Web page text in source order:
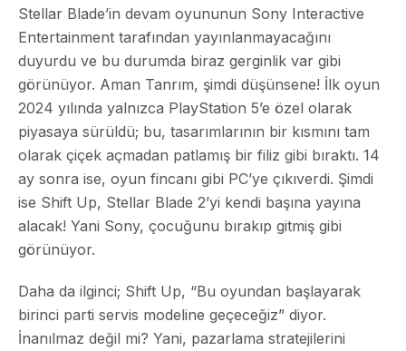
Stellar Blade’in devam oyununun Sony Interactive
Entertainment tarafından yayınlanmayacağını
duyurdu ve bu durumda biraz gerginlik var gibi
görünüyor. Aman Tanrım, şimdi düşünsene! İlk oyun
2024 yılında yalnızca PlayStation 5’e özel olarak
piyasaya sürüldü; bu, tasarımlarının bir kısmını tam
olarak çiçek açmadan patlamış bir filiz gibi bıraktı. 14
ay sonra ise, oyun fincanı gibi PC’ye çıkıverdi. Şimdi
ise Shift Up, Stellar Blade 2’yi kendi başına yayına
alacak! Yani Sony, çocuğunu bırakıp gitmiş gibi
görünüyor.
Daha da ilginci; Shift Up, “Bu oyundan başlayarak
birinci parti servis modeline geçeceğiz” diyor.
İnanılmaz değil mi? Yani, pazarlama stratejilerini